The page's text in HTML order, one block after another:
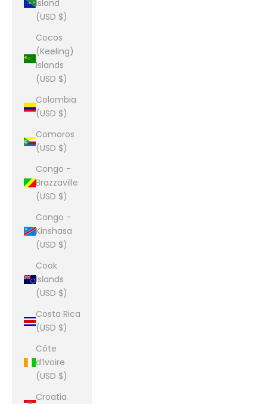
Island
(USD $)
Cocos
(Keeling)
Islands
(USD $)
Colombia
(USD $)
Comoros
(USD $)
Congo -
Brazzaville
(USD $)
Congo -
Kinshasa
(USD $)
Cook
Islands
(USD $)
Costa Rica
(USD $)
Côte
d’Ivoire
(USD $)
Croatia